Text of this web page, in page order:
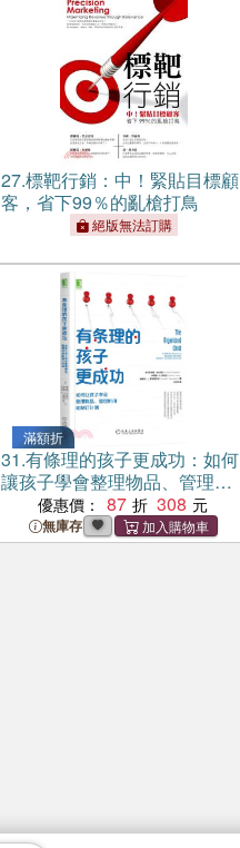
27.標靶行銷：中！緊貼目標顧
客，省下99％的亂槍打鳥
絕版無法訂購
滿額折
31.有條理的孩子更成功：如何
讓孩子學會整理物品、管理時
間和制訂計劃（簡體書）
優惠價： 87 308
無庫存